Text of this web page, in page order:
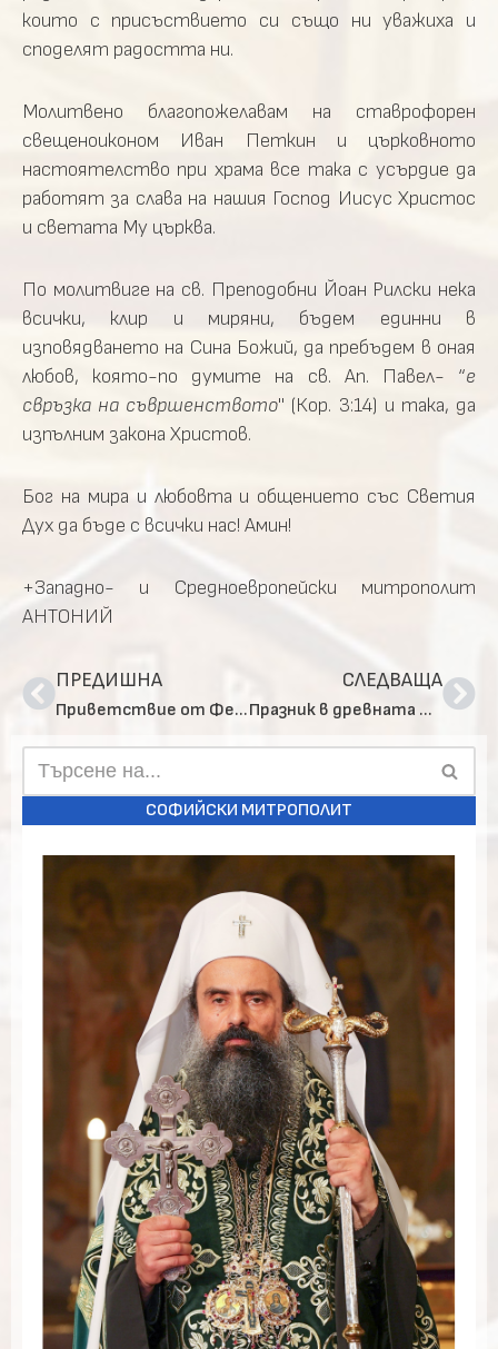
които с присъствието си също ни уважиха и
споделят радостта ни.
Молитвено благопожелавам на ставрофорен
свещеноиконом Иван Петкин и църковното
настоятелство при храма все така с усърдие да
работят за слава на нашия Господ Иисус Христос
и светата Му църква.
По молитвиге на св. Преподобни Йоан Рилски нека
всички, клир и миряни, бъдем единни в
изповядването на Сина Божий, да пребъдем в оная
любов, която-по думите на св. Ап. Павел- “е
свръзка на съвршенството" (Кор. 3:14) и така, да
изпълним закона Христов.
Бог на мира и любовта и общението със Светия
Дух да бъде с всички нас! Амин!
+Западно- и Средноевропейски митрополит
АНТОНИЙ
ПРЕДИШНА
Приветствие от Федералния австрийски президент до Българската църковна община във Виена
СЛЕДВАЩА
Празник в древната Шумска света обител „Св. Архангел Михаил“
СОФИЙСКИ МИТРОПОЛИТ